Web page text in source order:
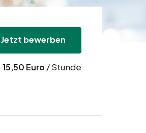
Jetzt bewerben
15,50 Euro / Stunde